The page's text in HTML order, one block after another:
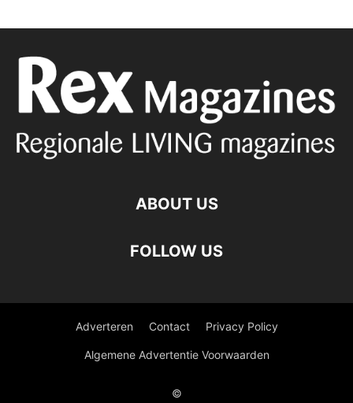
ABOUT US
FOLLOW US
Adverteren Contact Privacy Policy
Algemene Advertentie Voorwaarden
©